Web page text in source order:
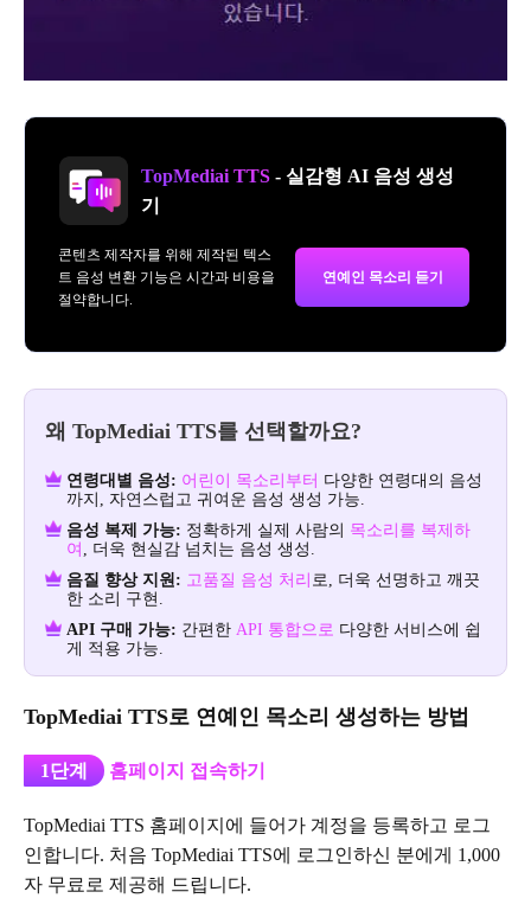
TopMediai TTS - 실감형 AI 음성 생성
기
콘텐츠 제작자를 위해 제작된 텍스
트 음성 변환 기능은 시간과 비용을
절약합니다.
연예인 목소리 듣기
왜 TopMediai TTS를 선택할까요?
연령대별 음성: 어린이 목소리부터 다양한 연령대의 음성
까지, 자연스럽고 귀여운 음성 생성 가능.
음성 복제 가능: 정확하게 실제 사람의 목소리를 복제하
여
, 더욱 현실감 넘치는 음성 생성.
음질 향상 지원: 고품질 음성 처리 로, 더욱 선명하고 깨끗
한 소리 구현.
API 구매 가능: 간편한 API 통합으로 다양한 서비스에 쉽
게 적용 가능.
TopMediai TTS로 연예인 목소리 생성하는 방법
1단계 홈페이지 접속하기
TopMediai TTS 홈페이지에 들어가 계정을 등록하고 로그
인합니다. 처음 TopMediai TTS에 로그인하신 분에게 1,000
자 무료로 제공해 드립니다.